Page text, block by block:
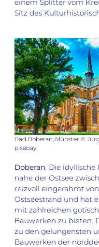
einem Splitter vom
Sitz des
Bad Doberan, Münster ©
pixabay
Doberan: Die
nahe der Ostsee
reizvoll eingerahmt
Ostseestrand und hat
mit zahlreichen
Bauwerken zu bieten.
zu den gelungensten
Bauwerken der